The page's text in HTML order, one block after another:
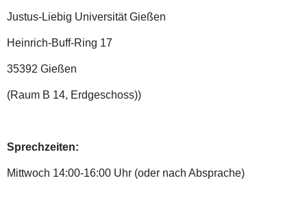
Justus-Liebig Universität Gießen
Heinrich-Buff-Ring 17
35392 Gießen
(Raum B 14, Erdgeschoss))
Sprechzeiten:
Mittwoch 14:00-16:00 Uhr (oder nach Absprache)